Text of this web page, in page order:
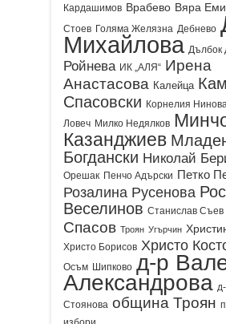
Кардашимов Врабево Вяра
Стоев Голяма Желязна Дебнево
Михайлова Дълбок
Ройнева ИК „АЛЯ“ Ирена
Анастасова Калейца
Спасовски Корнелия Нинова
Ловеч Милко Недялков
Казанджиев
Богдански Николай
Орешак Пенчо Адърски Петко
Розалина Русенова
Веселинов Станислав Съев
Спасов Троян Угърчин
Христо Борисов Христо
Осъм
Шипково д-р
Александрова
Стоянова община Троян
избори